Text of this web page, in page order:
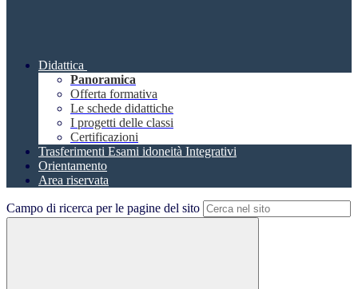
Didattica
Panoramica
Offerta formativa
Le schede didattiche
I progetti delle classi
Certificazioni
Trasferimenti Esami idoneità Integrativi
Orientamento
Area riservata
Campo di ricerca per le pagine del sito